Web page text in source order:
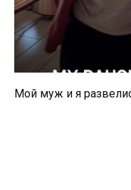
Мой муж и я